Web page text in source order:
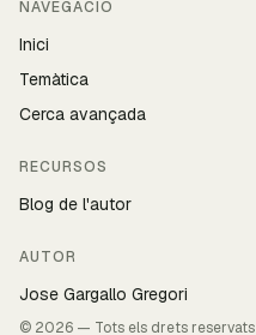
NAVEGACIÓ
Inici
Temàtica
Cerca avançada
RECURSOS
Blog de l'autor
AUTOR
Jose Gargallo Gregori
© 2026 — Tots els drets reservats